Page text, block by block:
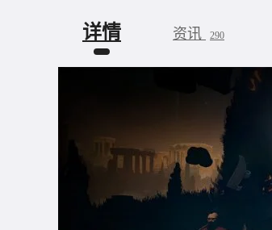
详情 资讯 290